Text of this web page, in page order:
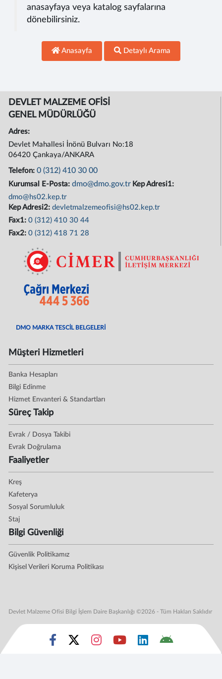
anasayfaya veya katalog sayfalarına
dönebilirsiniz.
Anasayfa Detaylı Arama
DEVLET MALZEME OFİSİ
GENEL MÜDÜRLÜĞÜ
Adres:
Devlet Mahallesi İnönü Bulvarı No:18
06420 Çankaya/ANKARA
Telefon:0 (312) 410 30 00
Kurumsal E-Posta:dmo@dmo.gov.tr Kep Adresi1:
dmo@hs02.kep.tr
Kep Adresi2:devletmalzemeofisi@hs02.kep.tr
Fax1:0 (312) 410 30 44
Fax2:0 (312) 418 71 28
DMO MARKA TESCİL BELGELERİ
Müşteri Hizmetleri
Banka Hesapları
Bilgi Edinme
Hizmet Envanteri & Standartları
Süreç Takip
Evrak / Dosya Takibi
Evrak Doğrulama
Faaliyetler
Kreş
Kafeterya
Sosyal Sorumluluk
Staj
Bilgi Güvenliği
Güvenlik Politikamız
Kişisel Verileri Koruma Politikası
Devlet Malzeme Ofisi Bilgi İşlem Daire Başkanlığı ©2026 - Tüm Hakları Saklıdır